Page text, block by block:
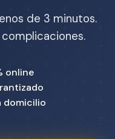
de 3 minutos.
online
domicilio